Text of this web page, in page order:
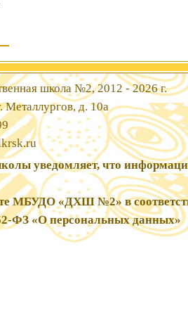
школа №2, 2012 - 2026 г.
Металлургов, д. 10а
уведомляет, что
МБУДО «ДХШ №2» в
ФЗ «О персональных данных»